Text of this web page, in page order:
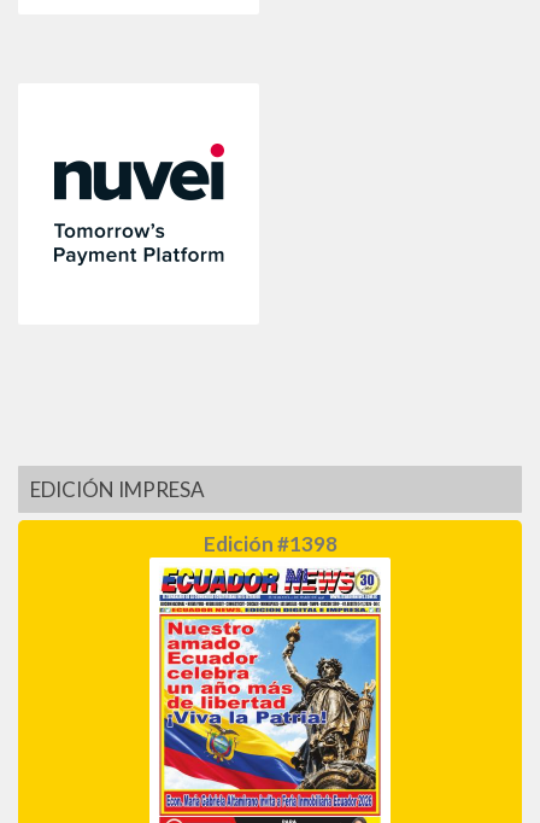
EDICIÓN IMPRESA
Edición #1398